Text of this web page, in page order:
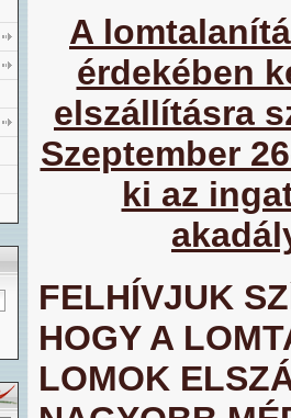
A
érdekében
elszállításra
Szeptember
ki az
FELHÍVJUK
HOGY A
LOMOK